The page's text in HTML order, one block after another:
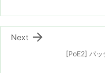
[PoE2] パ

Next